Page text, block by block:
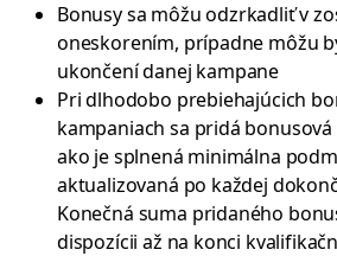
Bonusy sa môžu odzrkadliť v
oneskorením, prípadne môžu
ukončení danej kampane
Pri dlhodobo prebiehajúcich
kampaniach sa pridá
ako je splnená minimálna
aktualizovaná po každej
Konečná suma pridaného
dispozícii až na konci